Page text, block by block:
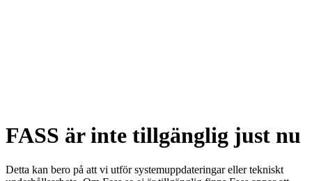
FASS är inte tillgänglig just nu
Detta kan bero på att vi utför systemuppdateringar eller tekniskt